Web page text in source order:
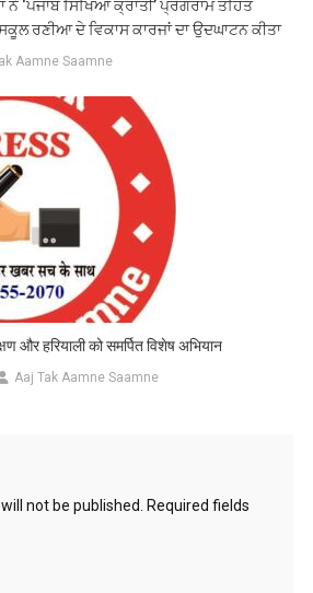
‘ਪੰਜਾਬ ਸਿੱਖਿਆ ਕ੍ਰਾਂਤੀ’ ਪ੍ਰੋਗਰਾਮ ਤਹਿਤ
ਰਣੀਆ ਦੇ ਵਿਕਾਸ ਕਾਰਜਾਂ ਦਾ ਉਦਘਾਟਨ ਕੀਤਾ
Aamne Saamne
और हरियाली को समर्पित विशेष अभियान
Aaj Tak Aamne Saamne
not be published. Required fields